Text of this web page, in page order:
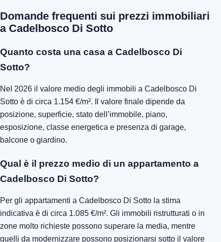
Domande frequenti sui prezzi immobiliari
a Cadelbosco Di Sotto
Quanto costa una casa a Cadelbosco Di
Sotto?
Nel 2026 il valore medio degli immobili a Cadelbosco Di
Sotto è di circa 1.154 €/m². Il valore finale dipende da
posizione, superficie, stato dell’immobile, piano,
esposizione, classe energetica e presenza di garage,
balcone o giardino.
Qual è il prezzo medio di un appartamento a
Cadelbosco Di Sotto?
Per gli appartamenti a Cadelbosco Di Sotto la stima
indicativa è di circa 1.085 €/m². Gli immobili ristrutturati o in
zone molto richieste possono superare la media, mentre
quelli da modernizzare possono posizionarsi sotto il valore